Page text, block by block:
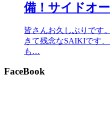
備！サイドオ
皆さんお久しぶりです
きて残念なSAIKIです
も…
FaceBook